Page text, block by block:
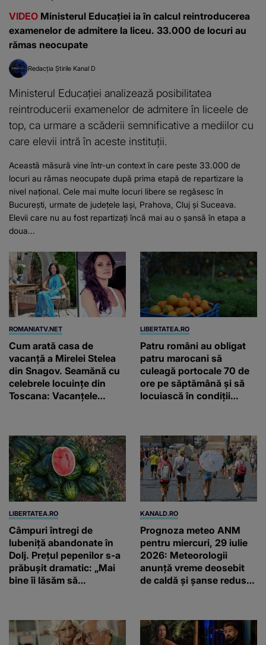
VIDEO Ministerul Educației ia în calcul reintroducerea
examenelor de admitere la liceu. 33.000 de locuri au
rămas neocupate
Redacția Știrile Kanal D
Ministerul Educației analizează posibilitatea
reintroducerii examenelor de admitere în liceele de
top, ca urmare a scăderii semnificative a mediilor cu
care elevii intră în aceste instituții.
Această măsură vine într-un context în care peste 33.000 de
locuri au rămas neocupate după prima etapă de repartizare la
nivel național. Cele mai multe locuri libere se regăsesc în
București, urmate de județele Iași, Prahova, Cluj și Suceava.
Elevii care nu au fost repartizați încă mai au o șansă în etapa a
doua...
ROMANIATV.NET
Cum arată casa de
vacanță a Mirelei Stelea
din Snagov. Seamănă cu
celebrele locuințe din
Toscana: Vacanţele
amprenta
LIBERTATEA.RO
Patru români au obligat
patru marocani să
culeagă portocale 70 de
ore pe săptămână și să
locuiască în condiții
LIBERTATEA.RO
Câmpuri întregi de
lubeniță abandonate în
Dolj. Prețul pepenilor s-a
prăbușit dramatic: „Mai
bine îi lăsăm să
KANALD.RO
Prognoza meteo ANM
pentru miercuri, 29 iulie
2026: Meteorologii
anunță vreme deosebit
de caldă și șanse reduse